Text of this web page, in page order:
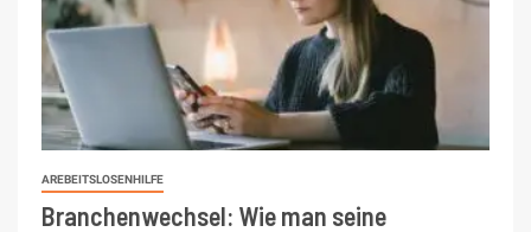
AREBEITSLOSENHILFE
Branchenwechsel: Wie man seine